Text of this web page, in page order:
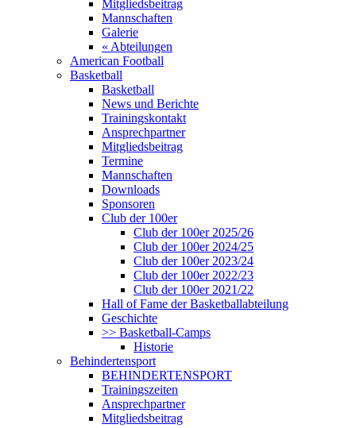
Mitgliedsbeitrag
Mannschaften
Galerie
« Abteilungen
American Football
Basketball
Basketball
News und Berichte
Trainingskontakt
Ansprechpartner
Mitgliedsbeitrag
Termine
Mannschaften
Downloads
Sponsoren
Club der 100er
Club der 100er 2025/26
Club der 100er 2024/25
Club der 100er 2023/24
Club der 100er 2022/23
Club der 100er 2021/22
Hall of Fame der Basketballabteilung
Geschichte
>> Basketball-Camps
Historie
Behindertensport
BEHINDERTENSPORT
Trainingszeiten
Ansprechpartner
Mitgliedsbeitrag